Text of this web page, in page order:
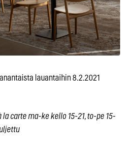
lauantaihin 8.2.2021
la carte ma-ke kello 15-21, to-pe 15-